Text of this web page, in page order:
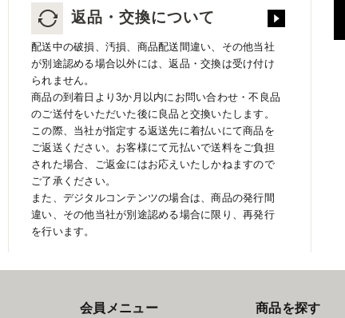
返品・交換について
配送中の破損、汚損、商品配送間違い、その他当社
が別途認める場合以外には、返品・交換は受け付け
られません。
商品の到着日より3か月以内にお問い合わせ・不良品
のご送付をいただいた後に良品と交換いたします。
この際、当社が指定する返送先に着払いにて商品を
ご返送ください。お客様にて元払いで送料をご負担
された場合、ご返金にはお応えいたしかねますので
ご了承ください。
また、デジタルコンテンツの場合は、商品の発行間
違い、その他当社が別途認める場合に限り、再発行
を行います。
会員メニュー 商品を探す